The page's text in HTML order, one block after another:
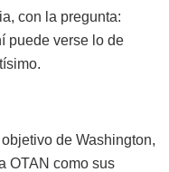
con la pregunta:
puede verse lo de
de Washington,
OTAN como sus